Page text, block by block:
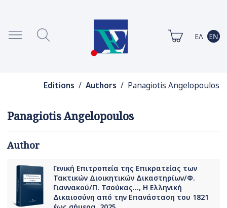
Editions / Authors / Panagiotis Angelopoulos
Panagiotis Angelopoulos
Author
Γενική Επιτροπεία της Επικρατείας των
Τακτικών Διοικητικών Δικαστηρίων/Φ.
Γιαννακού/Π. Τσούκας..., Η Ελληνική
Δικαιοσύνη από την Eπανάσταση του 1821